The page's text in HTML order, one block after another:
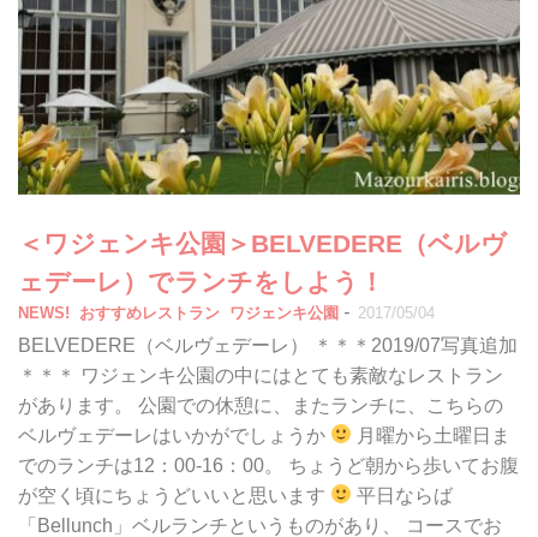
＜ワジェンキ公園＞BELVEDERE（ベルヴ
ェデーレ）でランチをしよう！
NEWS! おすすめレストラン ワジェンキ公園 - 2017/05/04
BELVEDERE（ベルヴェデーレ） ＊＊＊2019/07写真追加
＊＊＊ ワジェンキ公園の中にはとても素敵なレストラン
があります。 公園での休憩に、またランチに、こちらの
ベルヴェデーレはいかがでしょうか
月曜から土曜日ま
でのランチは12：00-16：00。 ちょうど朝から歩いてお腹
が空く頃にちょうどいいと思います
平日ならば
「Bellunch」ベルランチというものがあり、 コースでお